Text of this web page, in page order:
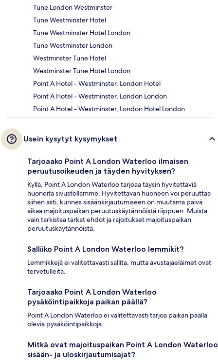
Tune London Westminster
Tune Westminster Hotel
Tune Westminster Hotel London
Tune Westminster London
Westminster Tune Hotel
Westminster Tune Hotel London
Point A Hotel - Westminster, London Hotel
Point A Hotel - Westminster, London London
Point A Hotel - Westminster, London Hotel London
Usein kysytyt kysymykset
Tarjoaako Point A London Waterloo ilmaisen
peruutusoikeuden ja täyden hyvityksen?
Kyllä, Point A London Waterloo tarjoaa täysin hyvitettäviä
huoneita sivustollamme. Hyvitettävän huoneen voi peruuttaa
siihen asti, kunnes sisäänkirjautumiseen on muutama päivä
aikaa majoituspaikan peruutuskäytännöistä riippuen. Muista
vain tarkistaa tarkat ehdot ja rajoitukset majoituspaikan
peruutuskäytännöistä.
Salliiko Point A London Waterloo lemmikit?
Lemmikkejä ei valitettavasti sallita, mutta avustajaeläimet ovat
tervetulleita.
Tarjoaako Point A London Waterloo
pysäköintipaikkoja paikan päällä?
Point A London Waterloo ei valitettavasti tarjoa paikan päällä
olevia pysäköintipaikkoja.
Mitkä ovat majoituspaikan Point A London Waterloo
sisään- ja uloskirjautumisajat?